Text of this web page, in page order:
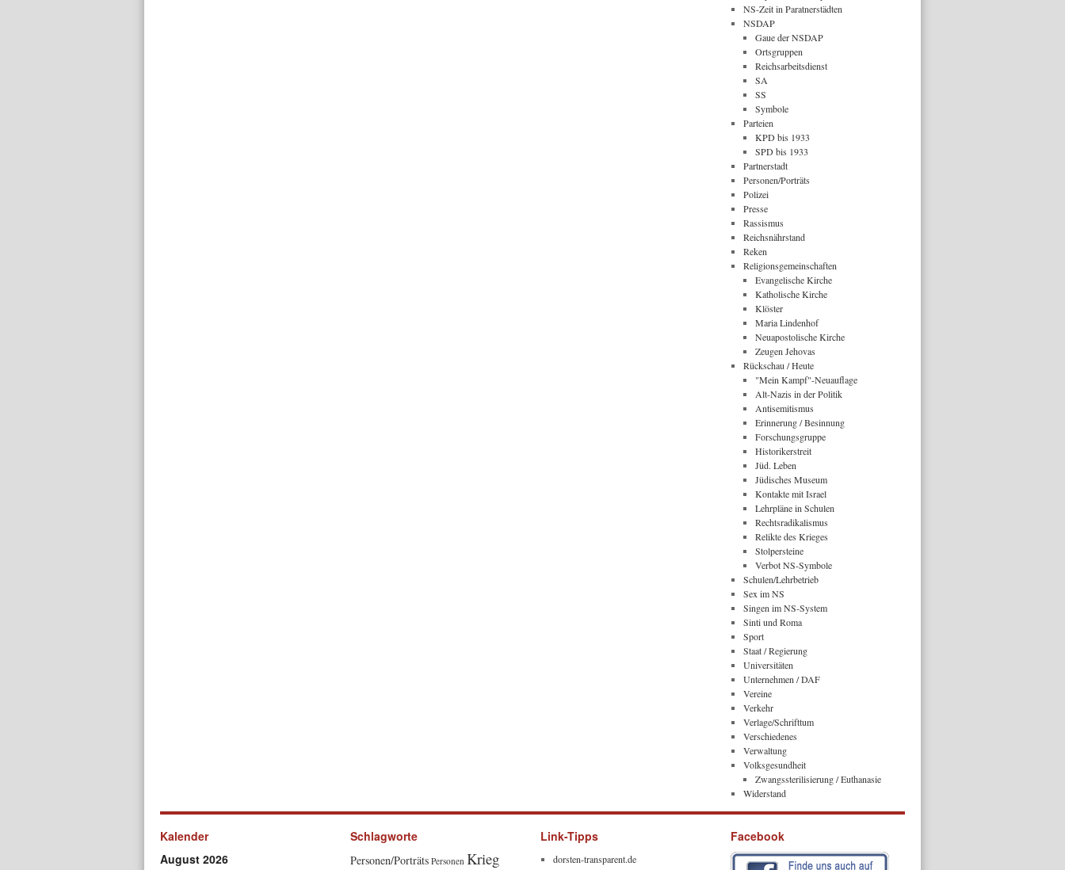
NS-Zeit in Paratnerstädten
NSDAP
Gaue der NSDAP
Ortsgruppen
Reichsarbeitsdienst
SA
SS
Symbole
Parteien
KPD bis 1933
SPD bis 1933
Partnerstadt
Personen/Porträts
Polizei
Presse
Rassismus
Reichsnährstand
Reken
Religionsgemeinschaften
Evangelische Kirche
Katholische Kirche
Klöster
Maria Lindenhof
Neuapostolische Kirche
Zeugen Jehovas
Rückschau / Heute
"Mein Kampf"-Neuauflage
Alt-Nazis in der Politik
Antisemitismus
Erinnerung / Besinnung
Forschungsgruppe
Historikerstreit
Jüd. Leben
Jüdisches Museum
Kontakte mit Israel
Lehrpläne in Schulen
Rechtsradikalismus
Relikte des Krieges
Stolpersteine
Verbot NS-Symbole
Schulen/Lehrbetrieb
Sex im NS
Singen im NS-System
Sinti und Roma
Sport
Staat / Regierung
Universitäten
Unternehmen / DAF
Vereine
Verkehr
Verlage/Schrifttum
Verschiedenes
Verwaltung
Volksgesundheit
Zwangssterilisierung / Euthanasie
Widerstand
Kalender
August 2026
Schlagworte
Personen/Porträts Personen Krieg
Link-Tipps
dorsten-transparent.de
Facebook